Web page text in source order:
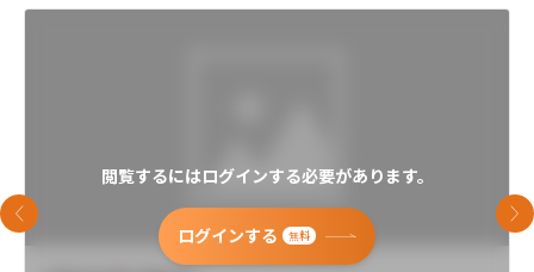
閲覧するにはログインする必要があります。
ログインする 無料
前のスライド 次